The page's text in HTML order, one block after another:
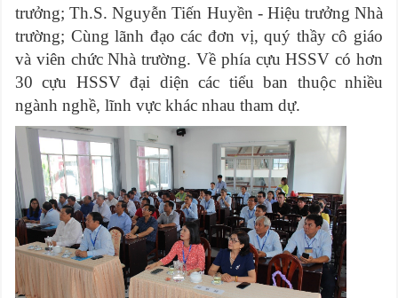
trưởng; Th.S. Nguyễn Tiến Huyền - Hiệu trưởng Nhà
trường; Cùng lãnh đạo các đơn vị, quý thầy cô giáo
và viên chức Nhà trường. Về phía cựu HSSV có hơn
30 cựu HSSV đại diện các tiểu ban thuộc nhiều
ngành nghề, lĩnh vực khác nhau tham dự.